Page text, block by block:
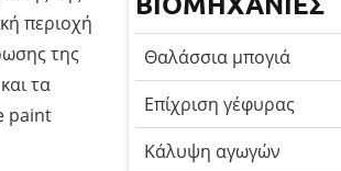
περιοχή
της
τα
paint
Θαλάσσια μπογιά
Επίχριση γέφυρας
Κάλυψη αγωγών